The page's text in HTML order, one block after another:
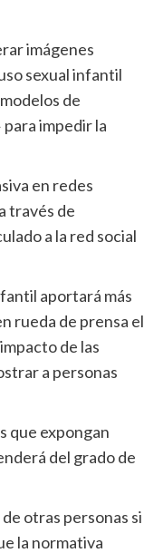
sexual infantil
de
impedir la
través de
a la red social
rueda de prensa el
de las
a personas
del grado de
la normativa